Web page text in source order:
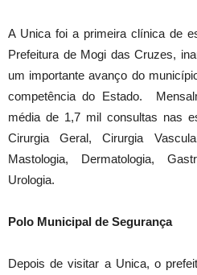
A Unica foi a primeira clínica de
Prefeitura de Mogi das Cruzes,
um importante avanço do
competência do Estado.
média de 1,7 mil consultas nas
Cirurgia Geral, Cirurgia
Mastologia, Dermatologia,
Urologia.
Polo Municipal de Segurança
Depois de visitar a Unica, o